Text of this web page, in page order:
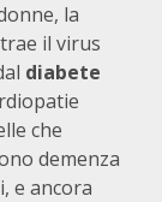
la
il virus
diabete
che
demenza
e ancora